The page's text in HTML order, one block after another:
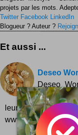
projets par les mots.
Twitter Facebook LinkedIn
Blogueur ? Auteur ?
Et aussi ...
Deseo
Deseo
superbes
leurs oeuvres
www.deseoworks....